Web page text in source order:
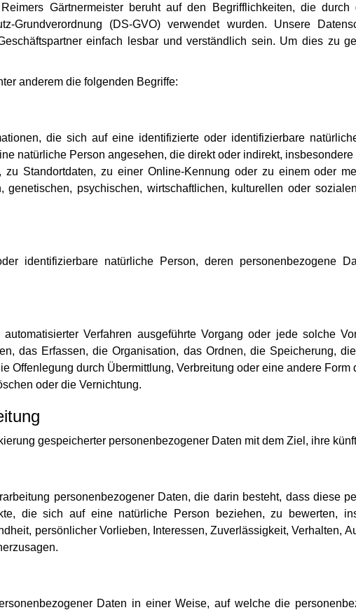
Gärtnermeister beruht auf den Begrifflichkeiten, die
Grundverordnung (DS-GVO) verwendet wurden. Unsere
einfach lesbar und verständlich sein. Um dies zu
anderem die folgenden Begriffe:
die sich auf eine identifizierte oder identifizierbare
natürliche Person angesehen, die direkt oder indirekt,
Standortdaten, zu einer Online-Kennung oder zu einem oder
genetischen, psychischen, wirtschaftlichen, kulturellen oder
identifizierbare natürliche Person, deren personenbezogene
Verfahren ausgeführte Vorgang oder jede solche
das Erfassen, die Organisation, das Ordnen, die Speicherung,
Offenlegung durch Übermittlung, Verbreitung oder eine andere
oder die Vernichtung.
gespeicherter personenbezogener Daten mit dem Ziel, ihre
personenbezogener Daten, die darin besteht, dass diese
die sich auf eine natürliche Person beziehen, zu bewerten,
persönlicher Vorlieben, Interessen, Zuverlässigkeit, Verhalten,
Daten in einer Weise, auf welche die